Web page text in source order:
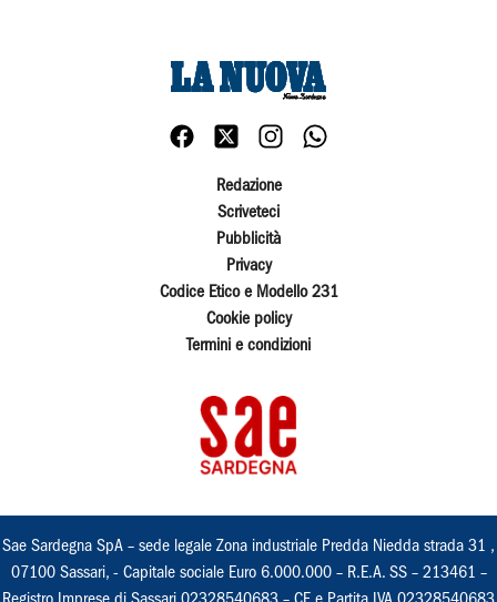
Redazione
Scriveteci
Pubblicità
Privacy
Codice Etico e Modello 231
Cookie policy
Termini e condizioni
Sae Sardegna SpA – sede legale Zona industriale Predda Niedda strada 31 ,
07100 Sassari, - Capitale sociale Euro 6.000.000 – R.E.A. SS – 213461 –